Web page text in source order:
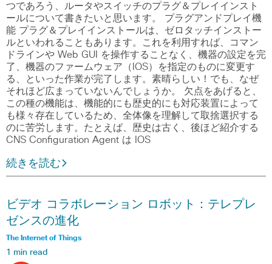
つであろう、ルータやスイッチのプラグ＆プレイインスト
ールについて書きたいと思います。 プラグアンドプレイ機
能 プラグ＆プレイインストールは、ゼロタッチインストー
ルといわれることもあります。これを利用すれば、コマン
ドラインや Web GUI を操作することなく、機器の設定を完
了、機器のファームウェア（IOS）を指定のものに変更す
る、といった作業が完了します。素晴らしい！でも、なぜ
それほど広まっていないんでしょうか。 欠点をあげると、
この種の機能は、機能的にも歴史的にも対応装置によって
も様々存在しているため、全体像を理解して取捨選択する
のに苦労します。たとえば、歴史は古く、後ほど紹介する
CNS Configuration Agent は IOS
続きを読む
ビデオ コラボレーション ロボット：テレプレ
ゼンスの進化
The Internet of Things
1 min read